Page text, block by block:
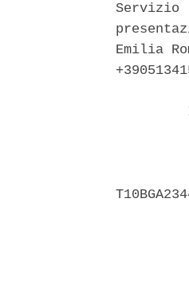
Emilia